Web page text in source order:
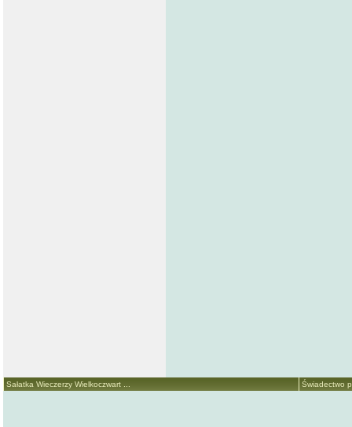
Sałatka Wieczerzy Wielkoczwart ... Świadectwo